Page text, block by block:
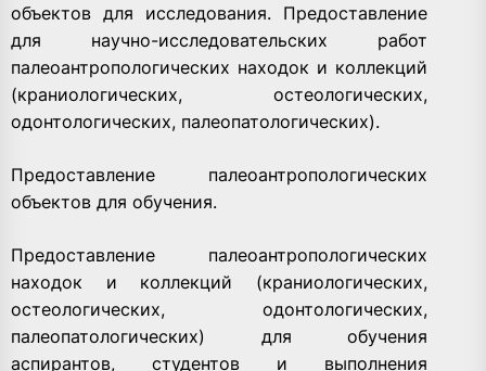
объектов для исследования. Предоставление
для научно-исследовательских работ
палеоантропологических находок и коллекций
(краниологических, остеологических,
одонтологических, палеопатологических).
Предоставление палеоантропологических
объектов для обучения.
Предоставление палеоантропологических
находок и коллекций (краниологических,
остеологических, одонтологических,
палеопатологических) для обучения
аспирантов, студентов и выполнения